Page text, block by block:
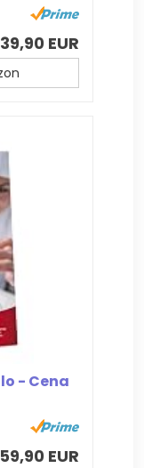
39,90 EUR
- Cena
59,90 EUR